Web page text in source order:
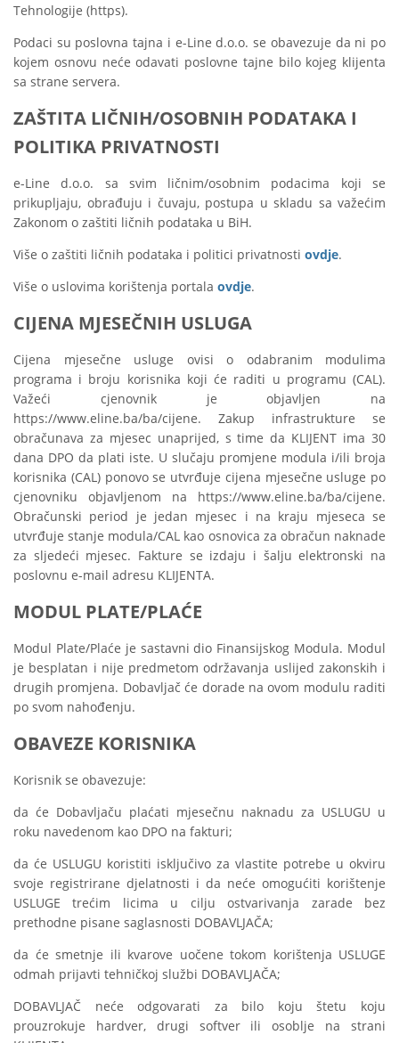
Tehnologije (https).
Podaci su poslovna tajna i e-Line d.o.o. se obavezuje da ni po
kojem osnovu neće odavati poslovne tajne bilo kojeg klijenta
sa strane servera.
ZAŠTITA LIČNIH/OSOBNIH PODATAKA I
POLITIKA PRIVATNOSTI
e-Line d.o.o. sa svim ličnim/osobnim podacima koji se
prikupljaju, obrađuju i čuvaju, postupa u skladu sa važećim
Zakonom o zaštiti ličnih podataka u BiH.
Više o zaštiti ličnih podataka i politici privatnosti ovdje.
Više o uslovima korištenja portala ovdje.
CIJENA MJESEČNIH USLUGA
Cijena mjesečne usluge ovisi o odabranim modulima
programa i broju korisnika koji će raditi u programu (CAL).
Važeći cjenovnik je objavljen na
https://www.eline.ba/ba/cijene. Zakup infrastrukture se
obračunava za mjesec unaprijed, s time da KLIJENT ima 30
dana DPO da plati iste. U slučaju promjene modula i/ili broja
korisnika (CAL) ponovo se utvrđuje cijena mjesečne usluge po
cjenovniku objavljenom na https://www.eline.ba/ba/cijene.
Obračunski period je jedan mjesec i na kraju mjeseca se
utvrđuje stanje modula/CAL kao osnovica za obračun naknade
za sljedeći mjesec. Fakture se izdaju i šalju elektronski na
poslovnu e-mail adresu KLIJENTA.
MODUL PLATE/PLAĆE
Modul Plate/Plaće je sastavni dio Finansijskog Modula. Modul
je besplatan i nije predmetom održavanja uslijed zakonskih i
drugih promjena. Dobavljač će dorade na ovom modulu raditi
po svom nahođenju.
OBAVEZE KORISNIKA
Korisnik se obavezuje:
da će Dobavljaču plaćati mjesečnu naknadu za USLUGU u
roku navedenom kao DPO na fakturi;
da će USLUGU koristiti isključivo za vlastite potrebe u okviru
svoje registrirane djelatnosti i da neće omogućiti korištenje
USLUGE trećim licima u cilju ostvarivanja zarade bez
prethodne pisane saglasnosti DOBAVLJAČA;
da će smetnje ili kvarove uočene tokom korištenja USLUGE
odmah prijavti tehničkoj službi DOBAVLJAČA;
DOBAVLJAČ neće odgovarati za bilo koju štetu koju
prouzrokuje hardver, drugi softver ili osoblje na strani